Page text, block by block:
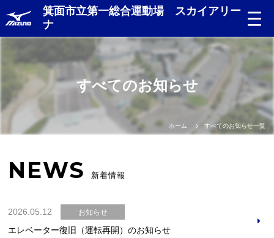
箕面市立第一総合運動場 スカイアリー
ナ
すべてのお知らせ
ホーム すべてのお知らせ一覧
NEWS 新着情報
2026.05.12 お知らせ
エレベーター復旧（運転再開）のお知らせ